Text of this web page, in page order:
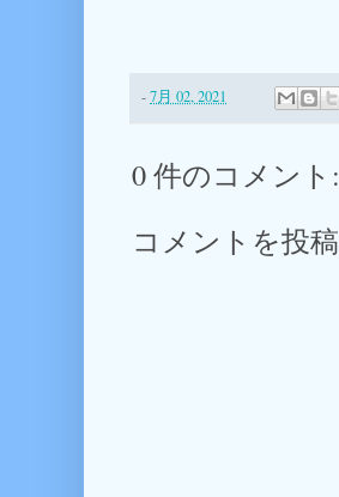
-7月 02, 2021
0 件のコメント:
コメントを投稿